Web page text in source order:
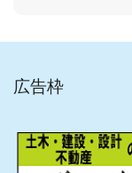
広告枠